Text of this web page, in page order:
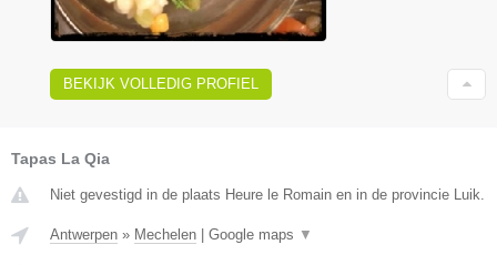
BEKIJK VOLLEDIG PROFIEL
Tapas La Qia
Niet gevestigd in de plaats Heure le Romain en in de provincie Luik.
Antwerpen » Mechelen | Google maps ▼